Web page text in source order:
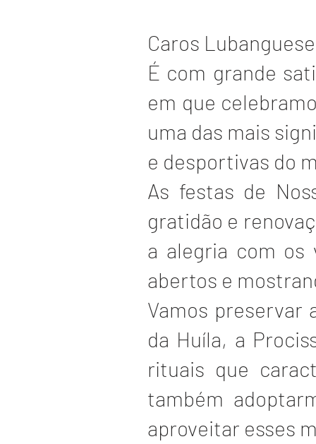
Caros
É com grande
em que
uma das mais
e desportivas do
As festas de
gratidão e
a alegria com os
abertos e
Vamos preservar
da Huíla, a
rituais que
também
aproveitar esses